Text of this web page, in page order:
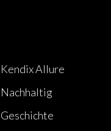
Kendix Allure
Nachhaltig
Geschichte